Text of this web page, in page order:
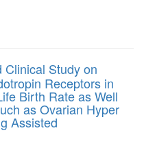
Clinical Study on
Receptors in
Birth Rate as Well
as Ovarian Hyper
Assisted